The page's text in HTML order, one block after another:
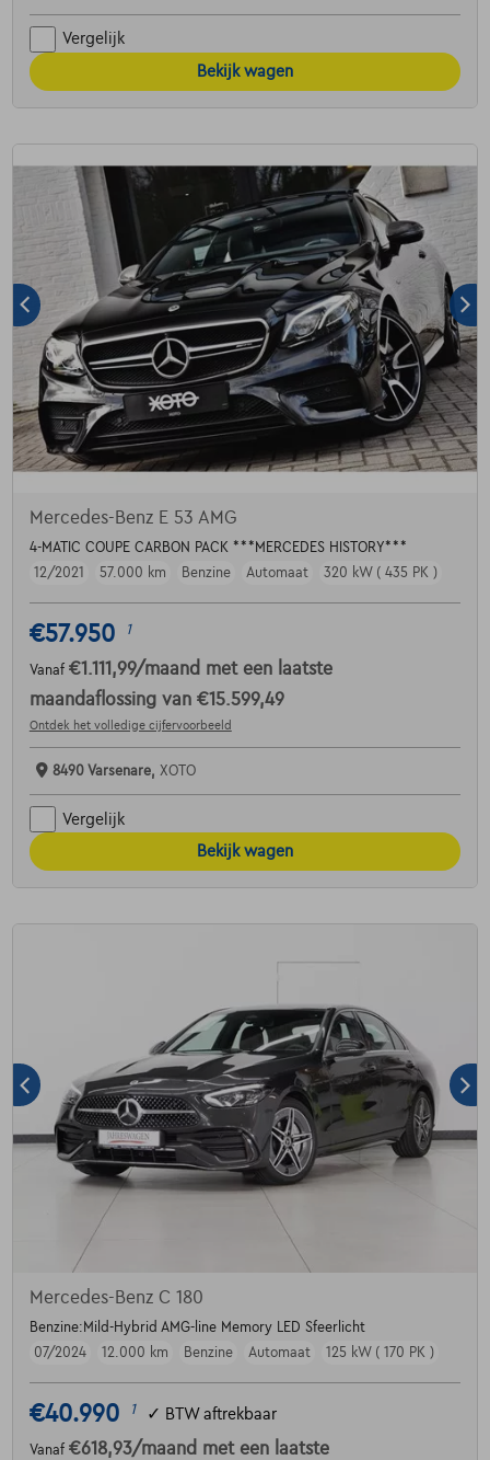
Vergelijk
Bekijk wagen
Mercedes-Benz E 53 AMG
4-MATIC COUPE CARBON PACK ***MERCEDES HISTORY***
12/2021
57.000 km Benzine Automaat 320 kW ( 435 PK )
€57.950 1
Vanaf €1.111,99/maand met een laatste
maandaflossing van €15.599,49
Ontdek het volledige cijfervoorbeeld
8490 Varsenare, XOTO
Vergelijk
Bekijk wagen
Mercedes-Benz C 180
Benzine:Mild-Hybrid AMG-line Memory LED Sfeerlicht
07/2024
12.000 km Benzine Automaat 125 kW ( 170 PK )
€40.990 1 ✓ BTW aftrekbaar
Vanaf €618,93/maand met een laatste